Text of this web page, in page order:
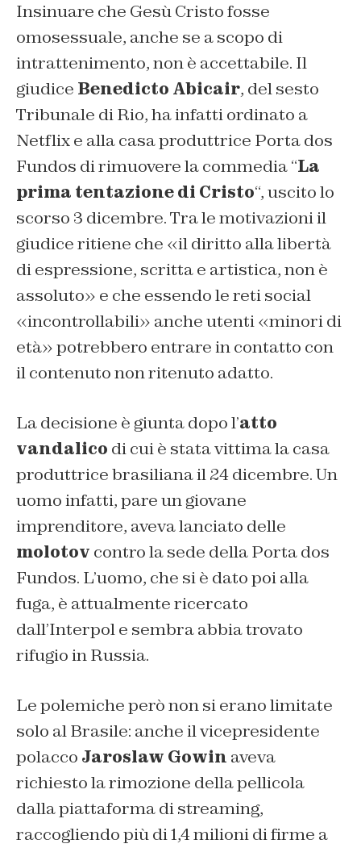
Insinuare che Gesù Cristo fosse
omosessuale, anche se a scopo di
intrattenimento, non è accettabile. Il
giudice Benedicto Abicair, del sesto
Tribunale di Rio, ha infatti ordinato a
Netflix e alla casa produttrice Porta dos
Fundos di rimuovere la commedia “La
prima tentazione di Cristo“, uscito lo
scorso 3 dicembre. Tra le motivazioni il
giudice ritiene che «il diritto alla libertà
di espressione, scritta e artistica, non è
assoluto» e che essendo le reti social
«incontrollabili» anche utenti «minori di
età» potrebbero entrare in contatto con
il contenuto non ritenuto adatto.
La decisione è giunta dopo l’atto
vandalico di cui è stata vittima la casa
produttrice brasiliana il 24 dicembre. Un
uomo infatti, pare un giovane
imprenditore, aveva lanciato delle
molotov contro la sede della Porta dos
Fundos. L’uomo, che si è dato poi alla
fuga, è attualmente ricercato
dall’Interpol e sembra abbia trovato
rifugio in Russia.
Le polemiche però non si erano limitate
solo al Brasile: anche il vicepresidente
polacco Jaroslaw Gowin aveva
richiesto la rimozione della pellicola
dalla piattaforma di streaming,
raccogliendo più di 1,4 milioni di firme a